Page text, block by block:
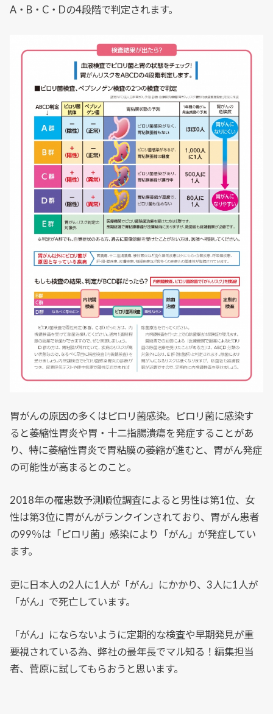
A・B・C・Dの4段階で判定されます。
胃がんの原因の多くはピロリ菌感染。ピロリ菌に感染す
ると萎縮性胃炎や胃・十二指腸潰瘍を発症することがあ
り、特に萎縮性胃炎で胃粘膜の萎縮が進むと、胃がん発症
の可能性が高まるとのこと。
2018年の罹患数予測順位調査によると男性は第1位、女
性は第3位に胃がんがランクインされており、胃がん患者
の99％は「ピロリ菌」感染により「がん」が発症してい
ます。
更に日本人の2人に1人が「がん」にかかり、3人に1人が
「がん」で死亡しています。
「がん」にならないように定期的な検査や早期発見が重
要視されている為、弊社の最年長でマル知る！編集担当
者、菅原に試してもらおうと思います。